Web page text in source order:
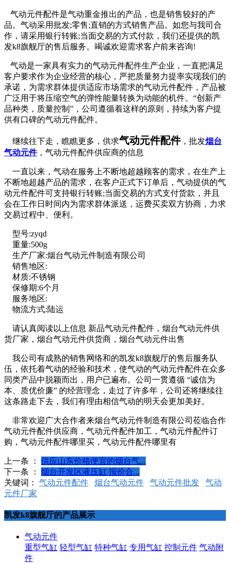
气动元件配件是气动重金推出的产品，也是销售较好的产
品。气动采用批发;零售;直销的方式销售产品。如您与我司合
作，请采用银行转账;当面交易的方式付款，我们还提供的凯
发k8旗舰厅的售后服务。竭诚欢迎需求客户前来咨询!
气动是一家具有实力的气动元件配件生产企业，一直把满足
客户要求作为企业经营的核心，严把质量努力提率实现我们的
承诺，为需求群体提供适应市场需求的气动元件配件，产品被
广泛用于将压缩空气的弹性能量转换为动能的机件。“创新产
品种类，质量控制”，公司遵循着这样的原则，持续为客户提
供有口碑的气动元件配件。
继续往下走，瞧瞧更多，供求气动元件配件，批发烟台
气动元件，气动元件配件供应商的信息
一直以来，气动在服务上不断地超越顾客的需求，在生产上
不断地超越产品的需求，在客户正式下订单后，气动提供的气
动元件配件可支持银行转账;当面交易的方式支付货款，并且
会在工作日时间内为需求群体派送，运费买卖双方协商，力求
交易过程中、便利。
型号:zyqd
重量:500g
生产厂家:烟台气动元件制造有限公司
销售地区:
材质:不锈钢
保修期:6个月
服务地区:
物流方式:陆运
请认真阅读以上信息 新品气动元件配件，烟台气动元件供
货厂家，烟台气动元件供货商，烟台气动元件出售
我公司有成熟的销售网络和的凯发k8旗舰厅的售后服务队
伍，依托着气动的经验和技术，使气动的气动元件配件在众多
同类产品中脱颖而出，用户已遍布。公司一贯遵循 “诚信为
本、质优价廉” 的经营理念，走过了许多年，公司还将继续往
这条路走下去，我们有理由相信气动的明天会更加美好。
非常欢迎广大合作者来烟台气动元件制造有限公司莅临合作
气动元件配件供应商，气动元件配件加工，气动元件配件订
购，气动元件配件哪里买，气动元件配件哪里有
上一条 ：
供应山东价格便宜的烟台气...
下一条 ：
烟台开发区液压缸 报价合...
关键词： 气动元件配件 烟台气动元件 气动元件批发
气动
元件厂家
凯发k8旗舰厅的产品展示
气动元件
重型气缸 轻型气缸 特种气缸 专用气缸 控制元件 气动附
件